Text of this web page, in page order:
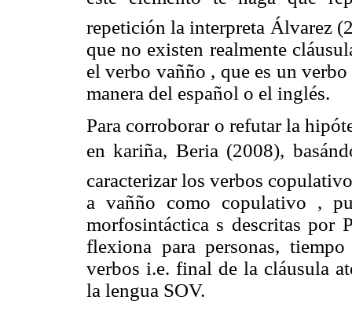
repetición la interpreta Álvarez
que no existen realmente
el verbo vañño , que es un
manera del español o el inglés.
Para corroborar o refutar la
en kariña, Beria (2008),
caracterizar los verbos
a vañño como copulativo ,
morfosintáctica s descritas por
flexiona para personas,
verbos i.e. final de la cláusula
la lengua SOV.